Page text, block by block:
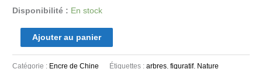
Disponibilité : En stock
Ajouter au panier
Catégorie : Encre de Chine Étiquettes :arbres ,figuratif, Nature